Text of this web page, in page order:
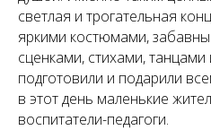
светлая и трогательная
яркими костюмами,
сценками, стихами,
подготовили и подарили
в этот день маленькие
воспитатели-педагоги.